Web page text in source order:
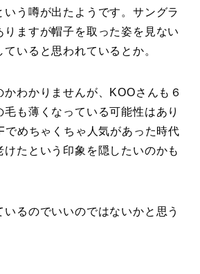
う噂が出たようです。サングラ
りますが帽子を取った姿を見ない
いると思われているとか。
わかりませんが、KOOさんも６
毛も薄くなっている可能性はあり
でめちゃくちゃ人気があった時代
けたという印象を隠したいのかも
るのでいいのではないかと思う